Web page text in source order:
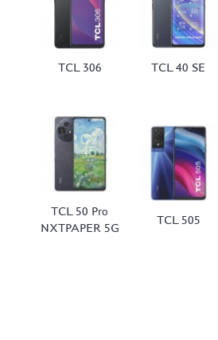
TCL 306 TCL 40 SE
TCL 50 Pro
NXTPAPER 5G
TCL 505